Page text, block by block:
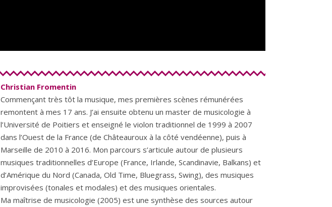
Christian Fromentin
Commençant très tôt la musique, mes premières scènes rémunérées
remontent à mes 17 ans. J’ai ensuite obtenu un master de musicologie à
l’Université de Poitiers et enseigné le violon traditionnel de 1999 à 2007
dans l’Ouest de la France (de Châteauroux à la côté vendéenne), puis à
Marseille de 2010 à 2016. Mon parcours s’articule autour de plusieurs
musiques traditionnelles d’Europe (France, Irlande, Scandinavie, Balkans) et
d’Amérique du Nord (Canada, Old Time, Bluegrass, Swing), des musiques
improvisées (tonales et modales) et des musiques orientales.
Ma maîtrise de musicologie (2005) est une synthèse des sources autour